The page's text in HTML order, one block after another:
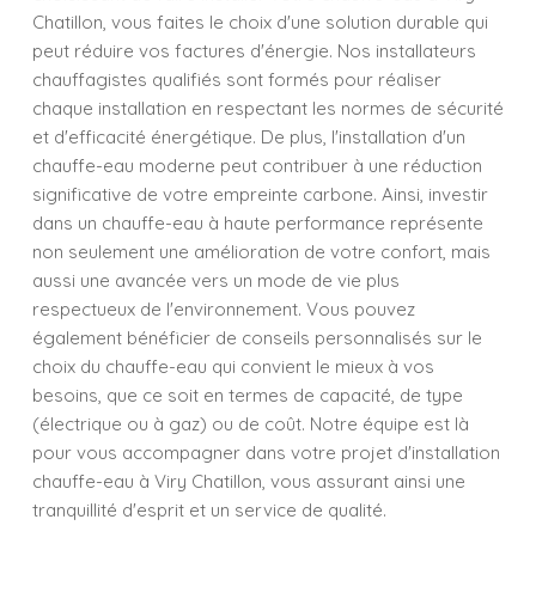
Chatillon, vous faites le choix d'une solution durable qui
peut réduire vos factures d'énergie. Nos installateurs
chauffagistes qualifiés sont formés pour réaliser
chaque installation en respectant les normes de sécurité
et d'efficacité énergétique. De plus, l'installation d'un
chauffe-eau moderne peut contribuer à une réduction
significative de votre empreinte carbone. Ainsi, investir
dans un chauffe-eau à haute performance représente
non seulement une amélioration de votre confort, mais
aussi une avancée vers un mode de vie plus
respectueux de l'environnement. Vous pouvez
également bénéficier de conseils personnalisés sur le
choix du chauffe-eau qui convient le mieux à vos
besoins, que ce soit en termes de capacité, de type
(électrique ou à gaz) ou de coût. Notre équipe est là
pour vous accompagner dans votre projet d'installation
chauffe-eau à Viry Chatillon, vous assurant ainsi une
tranquillité d'esprit et un service de qualité.